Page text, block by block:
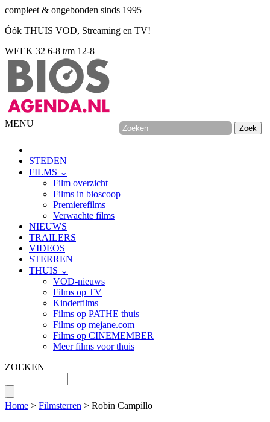
compleet & ongebonden sinds 1995
Óók THUIS VOD, Streaming en TV!
WEEK 32 6-8 t/m 12-8
MENU
STEDEN
FILMS ⌄
Film overzicht
Films in bioscoop
Premierefilms
Verwachte films
NIEUWS
TRAILERS
VIDEOS
STERREN
THUIS ⌄
VOD-nieuws
Films op TV
Kinderfilms
Films op PATHE thuis
Films op mejane.com
Films op CINEMEMBER
Meer films voor thuis
ZOEKEN
Home > Filmsterren > Robin Campillo